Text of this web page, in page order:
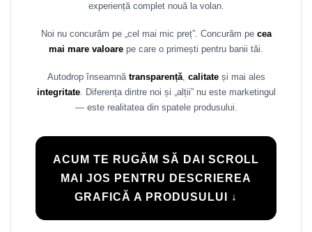
Rame adaptoare Mazda
Rame adaptoare Kia
Rame adaptoare Alfa Romeo
Rame adaptoare Nissan
Rame adaptoare Fiat
Rame adaptoare Chevrolet
experiență complet nouă la volan.
Noi nu concurăm pe „cel mai mic preț”. Concurăm pe cea
mai mare valoare pe care o primești pentru banii tăi.
Autodrop înseamnă transparență, calitateși mai ales
integritate. Diferența dintre noi și „alții” nu este marketingul
— este realitatea din spatele produsului.
ACUM TE RUGĂM SĂ DAI SCROLL
MAI JOS PENTRU DESCRIEREA
GRAFICĂ A PRODUSULUI ↓